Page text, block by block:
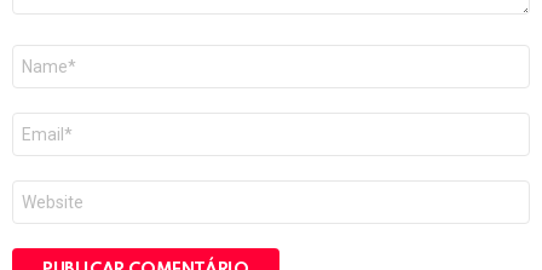
mail
*